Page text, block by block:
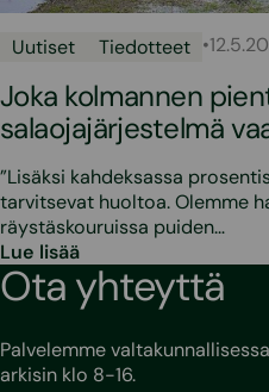
Uutiset Tiedotteet •
Joka kolmannen
salaojajärjestelmä
”Lisäksi kahdeksassa
tarvitsevat huoltoa. Olemme
räystäskouruissa puiden…
Lue lisää
Ota yhteyttä
Palvelemme
arkisin klo 8-16.